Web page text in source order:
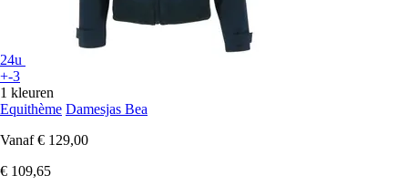
24u
+-3
1 kleuren
Equithème Damesjas Bea
Vanaf € 129,00
€ 109,65